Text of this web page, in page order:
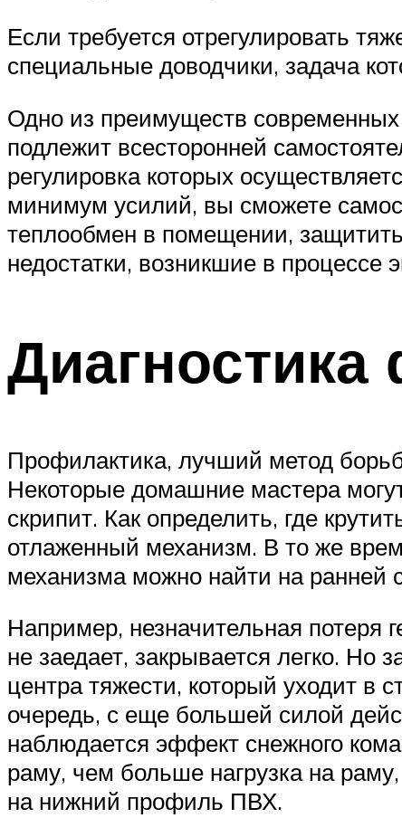
Если требуется отрегулировать
специальные доводчики, задача
Одно из преимуществ
подлежит всесторонней
регулировка которых
минимум усилий, вы сможете
теплообмен в помещении,
недостатки, возникшие в процессе
Профилактика, лучший метод
Некоторые домашние мастера
скрипит. Как определить, где
отлаженный механизм. В то же
механизма можно найти на ранней
Например, незначительная потеря
не заедает, закрывается легко. Но
центра тяжести, который уходит в
очередь, с еще большей силой
наблюдается эффект снежного
раму, чем больше нагрузка на
на нижний профиль ПВХ.